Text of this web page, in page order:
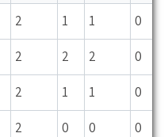
2 1 1 0
2 2 2 0
2 1 1 0
2 0 0 0